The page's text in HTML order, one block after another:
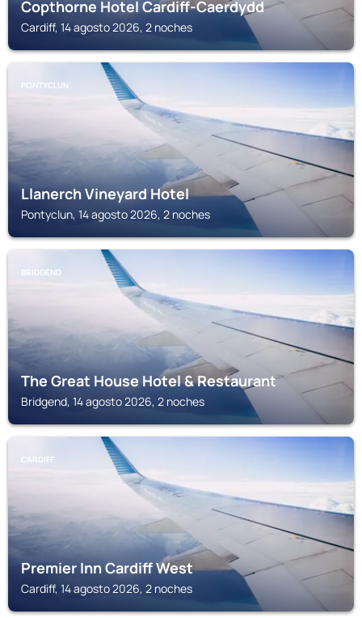
Copthorne Hotel Cardiff-Caerdydd
Cardiff, 14 agosto 2026, 2 noches
PONTYCLUN
Llanerch Vineyard Hotel
Pontyclun, 14 agosto 2026, 2 noches
BRIDGEND
The Great House Hotel & Restaurant
Bridgend, 14 agosto 2026, 2 noches
CARDIFF
Premier Inn Cardiff West
Cardiff, 14 agosto 2026, 2 noches